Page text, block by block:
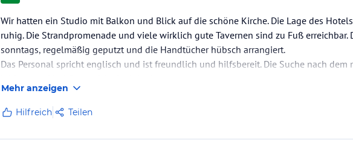
Wir hatten ein Studio mit Balkon und Blick auf die schöne Kirche. Die Lage des
ruhig. Die Strandpromenade und viele wirklich gute Tavernen sind zu Fuß erreichbar.
sonntags, regelmäßig geputzt und die Handtücher hübsch arrangiert.
Das Personal spricht englisch und ist freundlich und hilfsbereit. Die Suche nach dem
Die Ausstattung der Küche ist völlig ausreichend. Das Bad ist relativ…
Mehr anzeigen
Hilfreich Teilen